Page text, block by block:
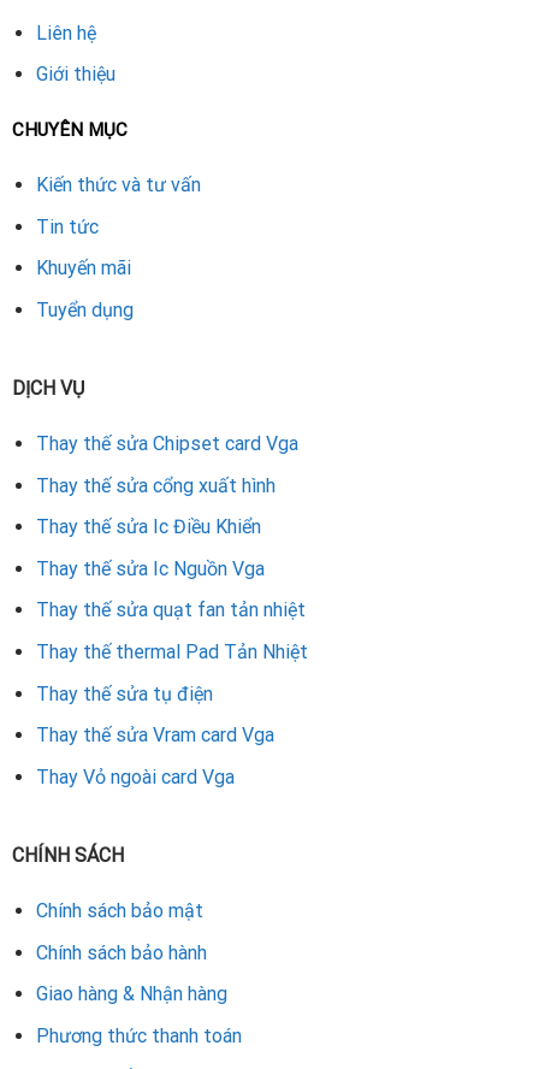
Liên hệ
Giới thiệu
CHUYÊN MỤC
Kiến thức và tư vấn
Tin tức
Khuyến mãi
Tuyển dụng
DỊCH VỤ
Thay thế sửa Chipset card Vga
Thay thế sửa cổng xuất hình
Thay thế sửa Ic Điều Khiển
Thay thế sửa Ic Nguồn Vga
Thay thế sửa quạt fan tản nhiệt
Thay thế thermal Pad Tản Nhiệt
Thay thế sửa tụ điện
Thay thế sửa Vram card Vga
Thay Vỏ ngoài card Vga
CHÍNH SÁCH
Chính sách bảo mật
Chính sách bảo hành
Giao hàng & Nhận hàng
Phương thức thanh toán